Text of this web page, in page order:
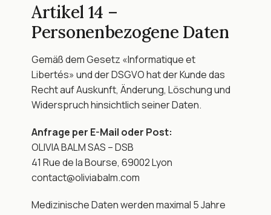
Artikel 14 –
Personenbezogene Daten
Gemäß dem Gesetz «Informatique et
Libertés» und der DSGVO hat der Kunde das
Recht auf Auskunft, Änderung, Löschung und
Widerspruch hinsichtlich seiner Daten.
Anfrage per E-Mail oder Post:
OLIVIA BALM SAS – DSB
41 Rue de la Bourse, 69002 Lyon
contact@oliviabalm.com
Medizinische Daten werden maximal 5 Jahre